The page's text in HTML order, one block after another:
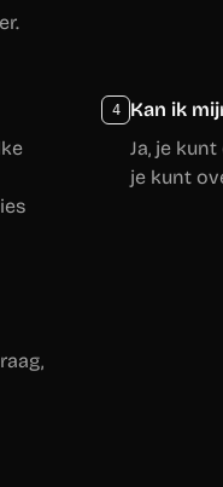
4
Kan ik
Ja, je
je kunt